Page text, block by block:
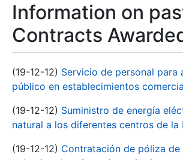
Information on
Contracts
(19-12-12) Servicio de personal para
público en establecimientos
(19-12-12) Suministro de energía
natural a los diferentes centros de la
(19-12-12) Contratación de póliza de